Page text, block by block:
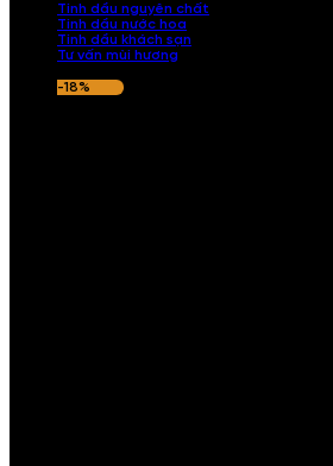
Tinh dầu nguyên chất
Tinh dầu nước hoa
Tinh dầu khách sạn
Tư vấn mùi hương
-18%